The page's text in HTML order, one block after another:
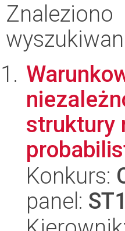
struktury
Konkurs:
panel: ST1